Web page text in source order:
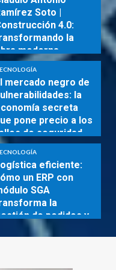
TikTok! El
a
digital
Soto |
4.0:
la
moderna
mercado negro de
la
secreta
pone precio a los
de seguridad ~
eficiente:
un ERP con
SGA
la
de pedidos y
el inventario ~